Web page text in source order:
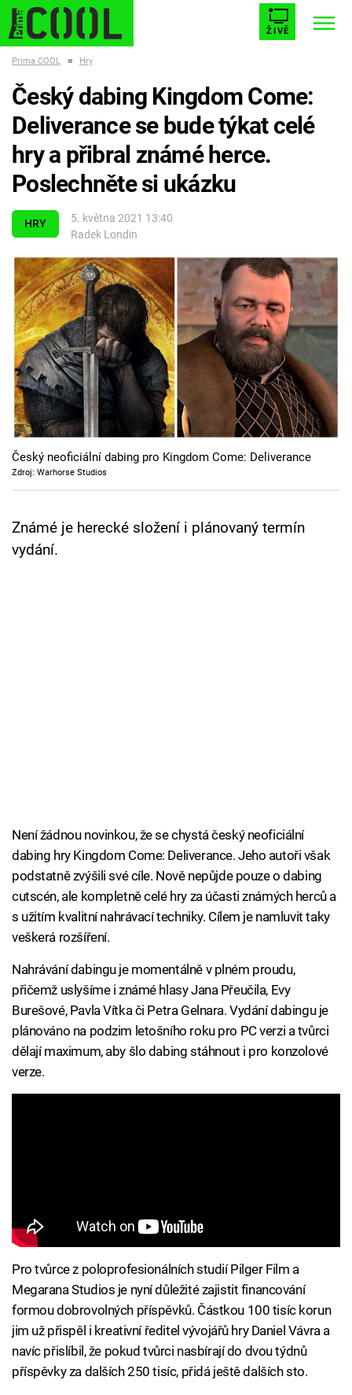
ŽIVĚ
ESCAPE PLNEJ KOTEL AVENGERS 5
Témata
Seriály
Hry
Cool Esport
Pořady
Přihlášení
Prima COOL ■ Hry
HRY
5. května 2021 13:40
Radek Londin
Český dabing Kingdom Come:
Deliverance se bude týkat celé
hry a přibral známé herce.
Poslechněte si ukázku
Český neoficiální dabing pro Kingdom Come: Deliverance
Zdroj: Warhorse Studios
Známé je herecké složení i plánovaný termín
vydání.
Není žádnou novinkou, že se chystá český neoficiální
dabing hry Kingdom Come: Deliverance. Jeho autoři však
podstatně zvýšili své cíle. Nově nepůjde pouze o dabing
cutscén, ale kompletně celé hry za účasti známých herců a
s užitím kvalitní nahrávací techniky. Cílem je namluvit taky
veškerá rozšíření.
Nahrávání dabingu je momentálně v plném proudu,
přičemž uslyšíme i známé hlasy Jana Přeučila, Evy
Burešové, Pavla Vítka či Petra Gelnara. Vydání dabingu je
plánováno na podzim letošního roku pro PC verzi a tvůrci
dělají maximum, aby šlo dabing stáhnout i pro konzolové
verze.
Pro tvůrce z poloprofesionálních studií Pilger Film a
Megarana Studios je nyní důležité zajistit financování
formou dobrovolných příspěvků. Částkou 100 tisíc korun
jim už přispěl i kreativní ředitel vývojářů hry Daniel Vávra a
navíc přislíbil, že pokud tvůrci nasbírají do dvou týdnů
příspěvky za dalších 250 tisíc, přidá ještě dalších sto.